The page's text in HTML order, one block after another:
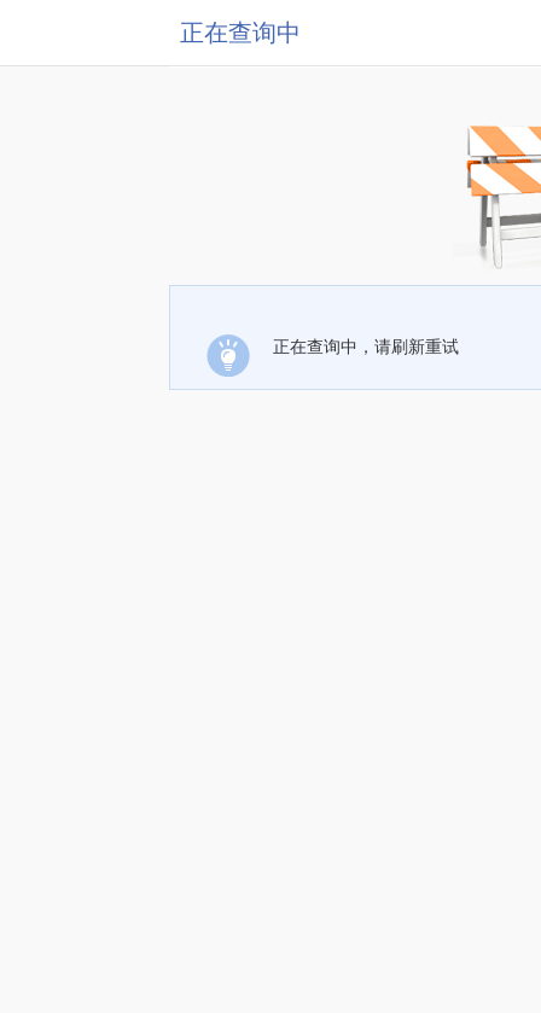
正在查询中
正在查询中，请刷新重试